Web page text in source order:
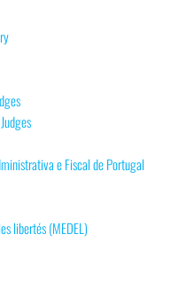
e Fiscal de Portugal
libertés (MEDEL)